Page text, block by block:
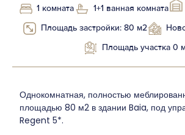
1 комната 1+1 ванная комната
Площадь застройки: 80 м2
Площадь участка 0
Однокомнатная, полностью
площадью 80 м2 в здании Baia, под
Regent 5*.